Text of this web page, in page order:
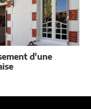
d'une